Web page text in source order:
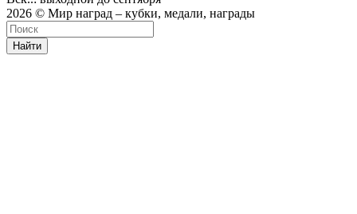
2026 © Мир наград – кубки, медали, награды
Найти